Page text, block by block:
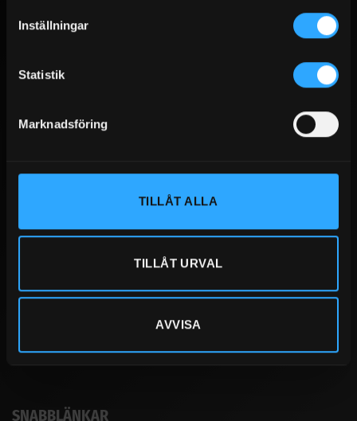
Inställningar
Statistik
Marknadsföring
TILLÅT ALLA
TILLÅT URVAL
AVVISA
Vi erbjuder även uthyrning och leasing. Kontakta oss för mer
KONTAKT
Sandbergs i Jämtland AB
Storlienvägen 46
info@sijab.com
SNABBLÄNKAR